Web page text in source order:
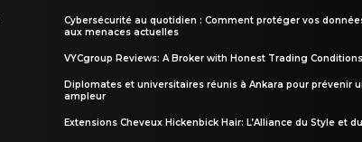
Cybersécurité au quotidien : Comment protéger vos
aux menaces actuelles
VYCgroup Reviews: A Broker with Honest Trading Conditions
Diplomates et universitaires réunis à Ankara pour prévenir
ampleur
Extensions Cheveux Hickenbick Hair: L’Alliance du Style et